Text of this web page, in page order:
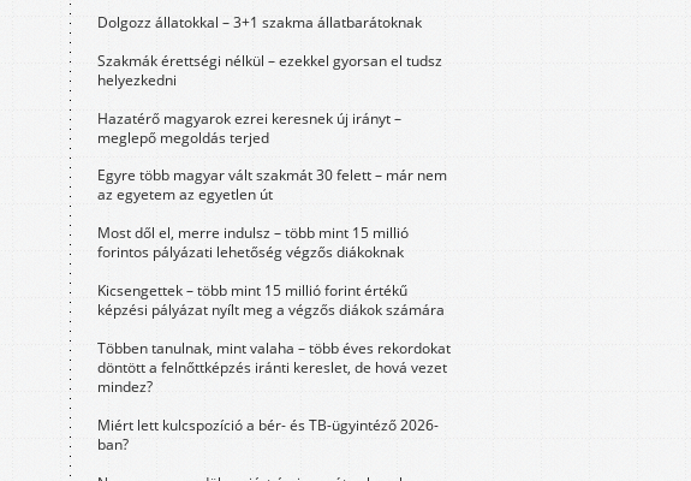
Dolgozz állatokkal – 3+1 szakma állatbarátoknak
Szakmák érettségi nélkül – ezekkel gyorsan el tudsz
helyezkedni
Hazatérő magyarok ezrei keresnek új irányt –
meglepő megoldás terjed
Egyre több magyar vált szakmát 30 felett – már nem
az egyetem az egyetlen út
Most dől el, merre indulsz – több mint 15 millió
forintos pályázati lehetőség végzős diákoknak
Kicsengettek – több mint 15 millió forint értékű
képzési pályázat nyílt meg a végzős diákok számára
Többen tanulnak, mint valaha – több éves rekordokat
döntött a felnőttképzés iránti kereslet, de hová vezet
mindez?
Miért lett kulcspozíció a bér- és TB-ügyintéző 2026-
ban?